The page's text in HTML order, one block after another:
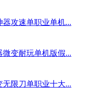
攻速单职业单机...
变耐玩单机版假...
限刀单职业十大...